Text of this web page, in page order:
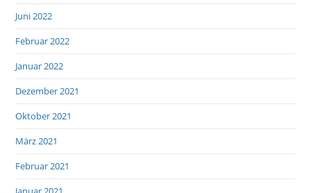
Juni 2022
Februar 2022
Januar 2022
Dezember 2021
Oktober 2021
März 2021
Februar 2021